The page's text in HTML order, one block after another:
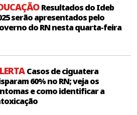
Resultados do Ideb
serão apresentados pelo
do RN nesta quarta-feira
Casos de ciguatera
60% no RN; veja os
e como identificar a